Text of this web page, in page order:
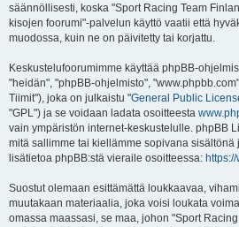
säännöllisesti, koska "Sport Racing Team
kisojen foorumi"-palvelun käyttö vaatii että
muodossa, kuin ne on päivitetty tai korjattu.
Keskustelufoorumimme käyttää phpBB-
"heidän", "phpBB-ohjelmisto",
Tiimit"), joka on julkaistu "General Public
"GPL") ja se voidaan ladata osoitteesta
vain ympäristön internet-keskustelulle. phpBB
mitä sallimme tai kiellämme sopivana sisältönä
lisätietoa phpBB:stä vieraile osoitteessa:
Suostut olemaan esittämättä loukkaavaa,
muutakaan materiaalia, joka voisi loukata
omassa maassasi, se maa, johon "Sport